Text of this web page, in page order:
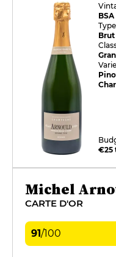
BSA
Brut
€25
Michel
CARTE D'OR
91/100